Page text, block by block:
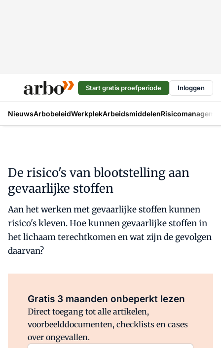
Start gratis proefperiode Inloggen
NieuwsArbobeleidWerkplekArbeidsmiddelen
De risico's van blootstelling aan
gevaarlijke stoffen
Aan het werken met gevaarlijke stoffen kunnen
risico's kleven. Hoe kunnen gevaarlijke stoffen in
het lichaam terechtkomen en wat zijn de gevolgen
daarvan?
Gratis 3 maanden onbeperkt lezen
Direct toegang tot alle artikelen,
voorbeelddocumenten, checklists en cases
over ongevallen.